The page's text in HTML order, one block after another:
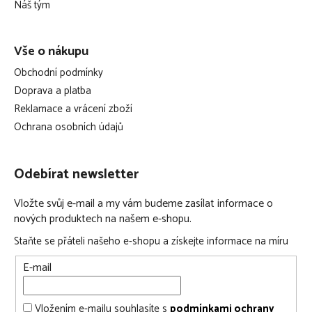
Náš tým
Vše o nákupu
Obchodní podmínky
Doprava a platba
Reklamace a vrácení zboží
Ochrana osobních údajů
Odebírat newsletter
Vložte svůj e-mail a my vám budeme zasílat informace o
nových produktech na našem e-shopu.
Staňte se přáteli našeho e-shopu a získejte informace na míru
E-mail
Vložením e-mailu souhlasíte s podmínkami ochrany